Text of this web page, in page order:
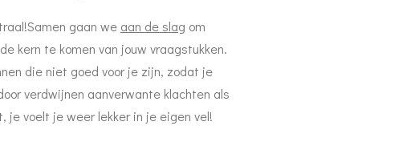
gaan we aan de slag om
kern te komen van jouw vraagstukken.
die niet goed voor je zijn, zodat je
verdwijnen aanverwante klachten als
je voelt je weer lekker in je eigen vel!